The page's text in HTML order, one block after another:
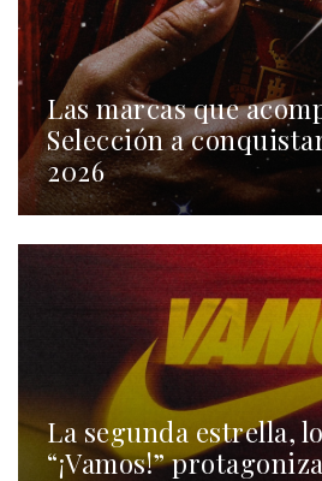
Las marcas que
Selección a
2026
La segunda estrella,
“¡Vamos!”